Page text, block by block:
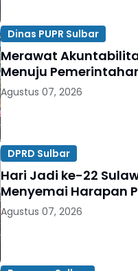
Dinas PUPR Sulbar
Merawat
Menuju
Agustus 07, 2026
DPRD Sulbar
Hari Jadi ke-22
Menyemai Harapan
Agustus 07, 2026